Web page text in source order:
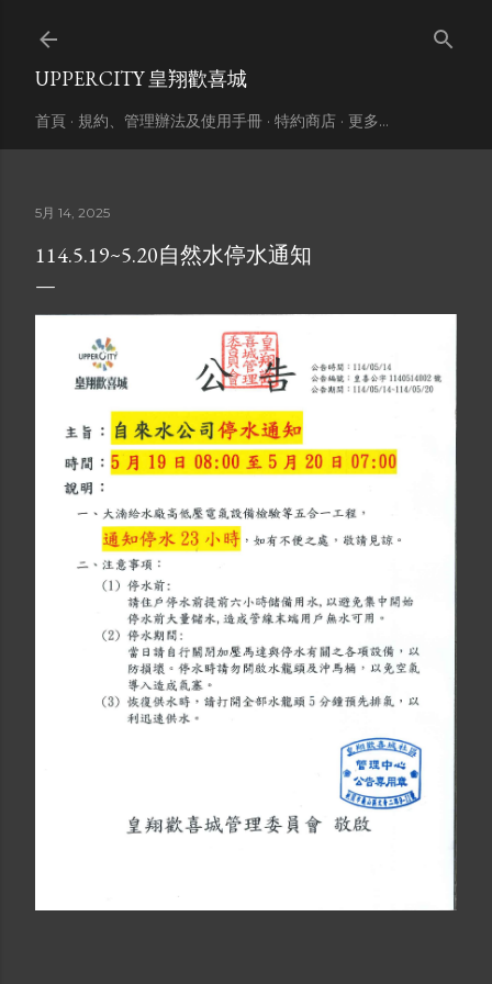
UPPERCITY 皇翔歡喜城
首頁 規約、管理辦法及使用手冊 特約商店 更多…
5月 14, 2025
114.5.19~5.20自然水停水通知